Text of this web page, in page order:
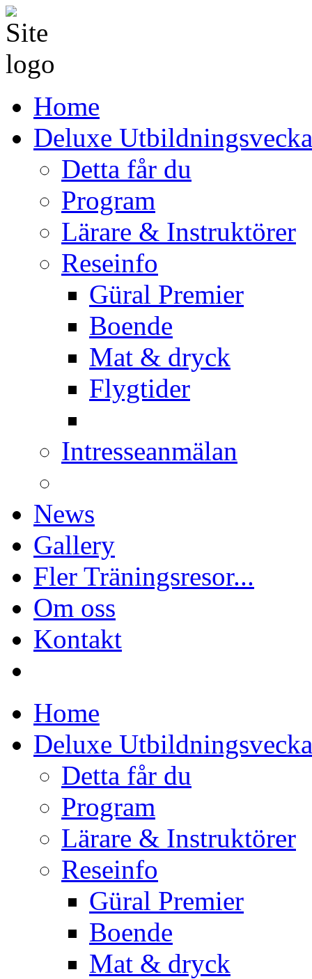
Home
Deluxe Utbildningsvecka
Detta får du
Program
Lärare & Instruktörer
Reseinfo
Güral Premier
Boende
Mat & dryck
Flygtider
Intresseanmälan
News
Gallery
Fler Träningsresor...
Om oss
Kontakt
Home
Deluxe Utbildningsvecka
Detta får du
Program
Lärare & Instruktörer
Reseinfo
Güral Premier
Boende
Mat & dryck